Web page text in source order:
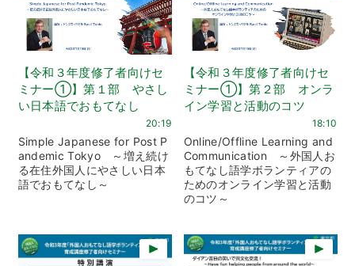
【令和３年度修了者向けセ
ミナー①】第１部 やさし
い日本語でおもてなし
20:19
Simple Japanese for Post P
andemic Tokyo ～増え続け
る在住外国人にやさしい日本
語でおもてなし～
【令和３年度修了者向けセ
ミナー①】第２部 オンラ
イン学習と活動のコツ
18:10
Online/Offline Learning and
Communication ～外国人お
もてなし語学ボランティアの
ためのオンライン学習と活動
のコツ～